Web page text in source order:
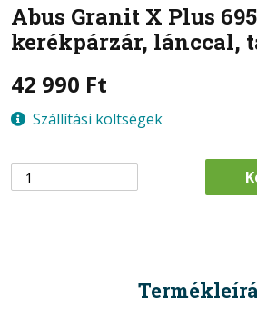
Abus Granit X Plus
kerékpárzár, lánccal,
42 990 Ft
Szállítási költségek